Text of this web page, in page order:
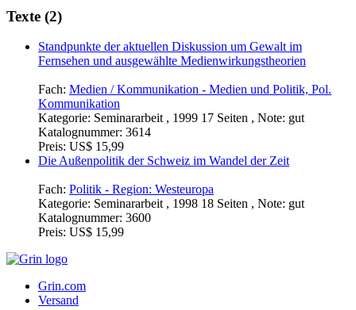
Texte (2)
Standpunkte der aktuellen Diskussion um Gewalt im
Fernsehen und ausgewählte Medienwirkungstheorien
Fach: Medien / Kommunikation - Medien und Politik, Pol.
Kommunikation
Kategorie: Seminararbeit , 1999 17 Seiten , Note: gut
Katalognummer: 3614
Preis: US$ 15,99
Die Außenpolitik der Schweiz im Wandel der Zeit
Fach: Politik - Region: Westeuropa
Kategorie: Seminararbeit , 1998 18 Seiten , Note: gut
Katalognummer: 3600
Preis: US$ 15,99
Grin.com
Versand